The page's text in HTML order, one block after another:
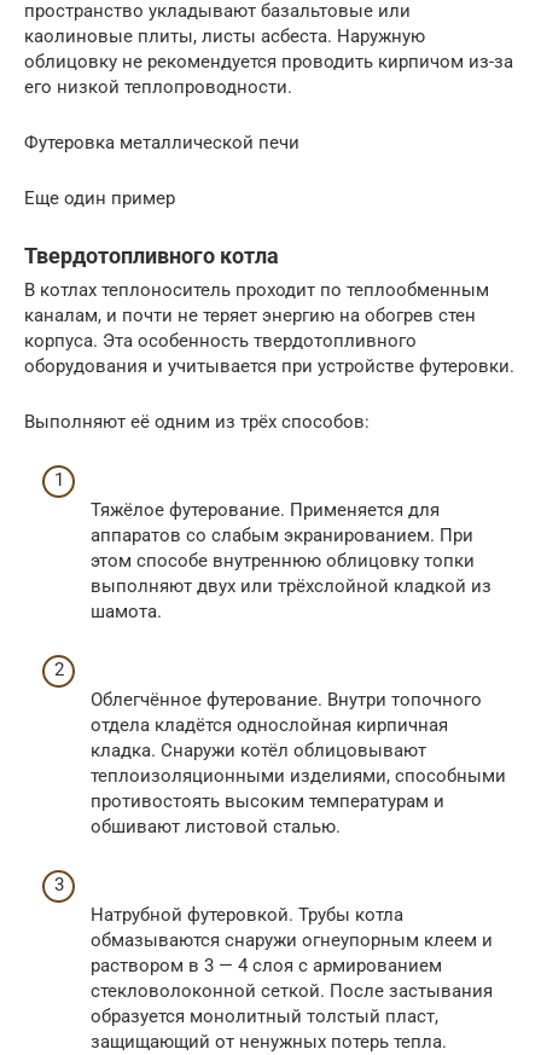
пространство укладывают базальтовые или
каолиновые плиты, листы асбеста. Наружную
облицовку не рекомендуется проводить кирпичом из-за
его низкой теплопроводности.
Футеровка металлической печи
Еще один пример
Твердотопливного котла
В котлах теплоноситель проходит по теплообменным
каналам, и почти не теряет энергию на обогрев стен
корпуса. Эта особенность твердотопливного
оборудования и учитывается при устройстве футеровки.
Выполняют её одним из трёх способов:
Тяжёлое футерование. Применяется для
аппаратов со слабым экранированием. При
этом способе внутреннюю облицовку топки
выполняют двух или трёхслойной кладкой из
шамота.
Облегчённое футерование. Внутри топочного
отдела кладётся однослойная кирпичная
кладка. Снаружи котёл облицовывают
теплоизоляционными изделиями, способными
противостоять высоким температурам и
обшивают листовой сталью.
Натрубной футеровкой. Трубы котла
обмазываются снаружи огнеупорным клеем и
раствором в 3 — 4 слоя с армированием
стекловолоконной сеткой. После застывания
образуется монолитный толстый пласт,
защищающий от ненужных потерь тепла.